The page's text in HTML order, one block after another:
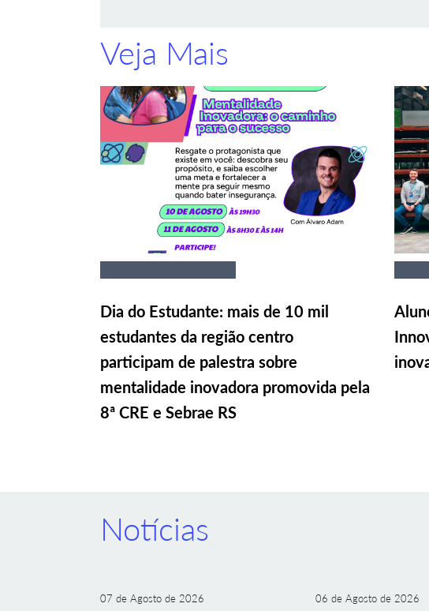
Veja Mais
Dia do Estudante: mais de 10 mil
estudantes da região centro
participam de palestra sobre
mentalidade inovadora promovida pela
8ª CRE e Sebrae RS
Notícias
07 de Agosto de 2026 06 de Agosto de 2026